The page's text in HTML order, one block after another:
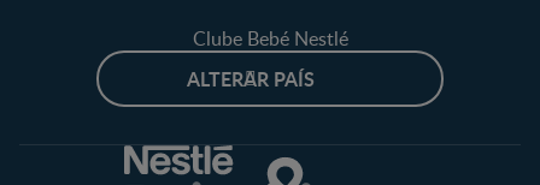
Clube Bebé Nestlé
ALTERAR PAÍS